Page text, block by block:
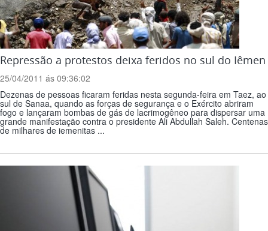
Repressão a protestos deixa feridos no sul do Iêmen
25/04/2011 ás 09:36:02
Dezenas de pessoas ficaram feridas nesta segunda-feira em Taez, ao
sul de Sanaa, quando as forças de segurança e o Exército abriram
fogo e lançaram bombas de gás de lacrimogêneo para dispersar uma
grande manifestação contra o presidente Ali Abdullah Saleh. Centenas
de milhares de iemenitas ...